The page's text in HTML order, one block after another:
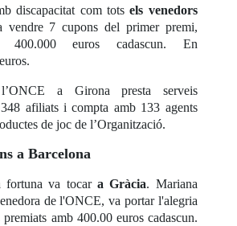
discapacitat com totsels venedors
vendre 7 cupons del primer premi,
400.000 euros cadascun. En
a Girona presta serveis
afiliats i compta amb 133 agents
de joc de l’Organització.
a Barcelona
fortuna va tocara Gràcia. Mariana
de l'ONCE, va portar l'alegria
amb 400.00 euros cadascun.